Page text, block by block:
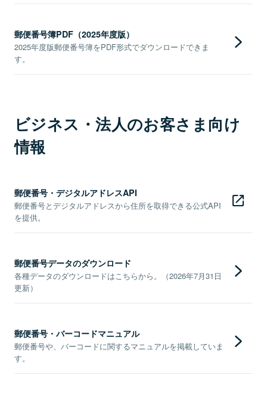
郵便番号簿PDF（2025年度版）
2025年度版郵便番号簿をPDF形式でダウンロードできま
す。
ビジネス・法人のお客さま向け
情報
郵便番号・デジタルアドレスAPI
郵便番号とデジタルアドレスから住所を取得できる公式API
を提供。
郵便番号データのダウンロード
各種データのダウンロードはこちらから。（2026年7月31日
更新）
郵便番号・バーコードマニュアル
郵便番号や、バーコードに関するマニュアルを掲載していま
す。